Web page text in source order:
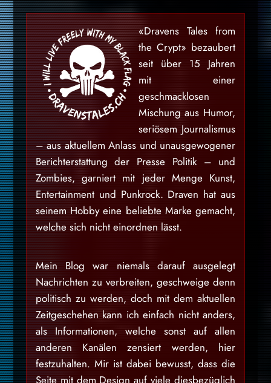
«Dravens Tales from
the Crypt» bezaubert
seit über 15 Jahren
mit einer
geschmacklosen
Mischung aus Humor,
seriösem Journalismus
– aus aktuellem Anlass und unausgewogener
Berichterstattung der Presse Politik – und
Zombies, garniert mit jeder Menge Kunst,
Entertainment und Punkrock. Draven hat aus
seinem Hobby eine beliebte Marke gemacht,
welche sich nicht einordnen lässt.
Mein Blog war niemals darauf ausgelegt
Nachrichten zu verbreiten, geschweige denn
politisch zu werden, doch mit dem aktuellen
Zeitgeschehen kann ich einfach nicht anders,
als Informationen, welche sonst auf allen
anderen Kanälen zensiert werden, hier
festzuhalten. Mir ist dabei bewusst, dass die